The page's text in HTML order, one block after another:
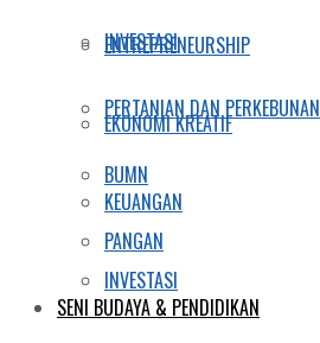
INVESTASI
PERTANIAN DAN PERKEBUNAN
BUMN
PANGAN
SENI BUDAYA & PENDIDIKAN
ENTREPRENEURSHIP
EKONOMI KREATIF
KEUANGAN
INVESTASI